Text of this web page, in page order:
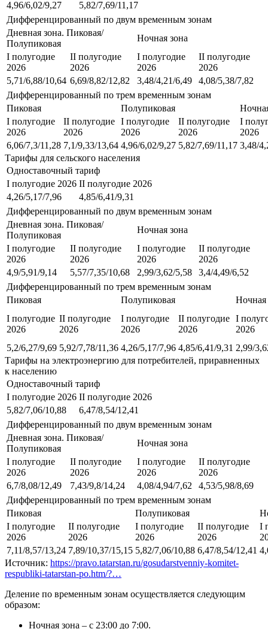
4,96/6,02/9,27
5,82/7,69/11,17
Дифференцированный по двум временным зонам
Дневная зона. Пиковая/
Полупиковая
Ночная зона
I полугодие
2026
II полугодие
2026
I полугодие
2026
II полугодие
2026
5,71/6,88/10,64 6,69/8,82/12,82 3,48/4,21/6,49
4,08/5,38/7,82
Дифференцированный по трем временным зонам
Пиковая
Полупиковая
I полугодие
2026
II полугодие
2026
I полугодие
2026
II полугодие
2026
I
2026
6,06/7,3/11,28 7,1/9,33/13,64 4,96/6,02/9,27 5,82/7,69/11,17 3,48/
Тарифы для сельского населения
Одноставочный тариф
I полугодие 2026 II полугодие 2026
4,26/5,17/7,96
4,85/6,41/9,31
Дифференцированный по двум временным зонам
Дневная зона. Пиковая/
Полупиковая
Ночная зона
I полугодие
2026
II полугодие
2026
I полугодие
2026
II полугодие
2026
4,9/5,91/9,14
5,57/7,35/10,68 2,99/3,62/5,58
3,4/4,49/6,52
Дифференцированный по трем временным зонам
Пиковая
Полупиковая
Ночная
I полугодие
2026
II полугодие
2026
I полугодие
2026
II полугодие
2026
I
2026
5,2/6,27/9,69 5,92/7,78/11,36 4,26/5,17/7,96 4,85/6,41/9,31 2,99/
Тарифы на электроэнергию для потребителей, приравненных
к населению
Одноставочный тариф
I полугодие 2026 II полугодие 2026
5,82/7,06/10,88
6,47/8,54/12,41
Дифференцированный по двум временным зонам
Дневная зона. Пиковая/
Полупиковая
Ночная зона
I полугодие
2026
II полугодие
2026
I полугодие
2026
II полугодие
2026
6,7/8,08/12,49
7,43/9,8/14,24 4,08/4,94/7,62
4,53/5,98/8,69
Дифференцированный по трем временным зонам
Пиковая
Полупиковая
I полугодие
2026
II полугодие
2026
I полугодие
2026
II полугодие
2026
I
7,11/8,57/13,24 7,89/10,37/15,15 5,82/7,06/10,88 6,47/8,54/12,41
Источник: https://pravo.tatarstan.ru/gosudarstvenniy-komitet-
respubliki-tatarstan-po.htm/?…
Деление по временным зонам осуществляется следующим
образом:
Ночная зона – с 23:00 до 7:00.